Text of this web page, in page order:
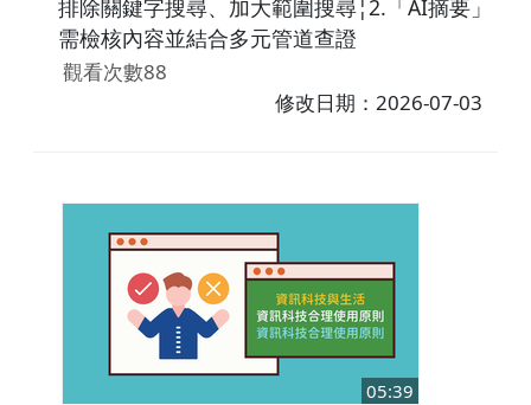
排除關鍵字搜尋、加大範圍搜尋¦2.「AI摘要」
需檢核內容並結合多元管道查證
觀看次數88
修改日期：2026-07-03
05:39